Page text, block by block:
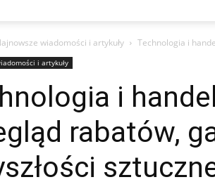
wiadomości i artykuły Technologia i
i artykuły
i
rabatów,